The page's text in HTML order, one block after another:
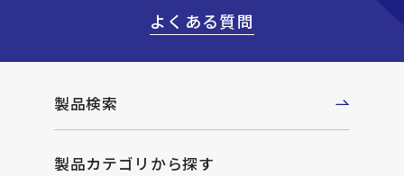
よくある質問
製品検索
製品カテゴリから探す